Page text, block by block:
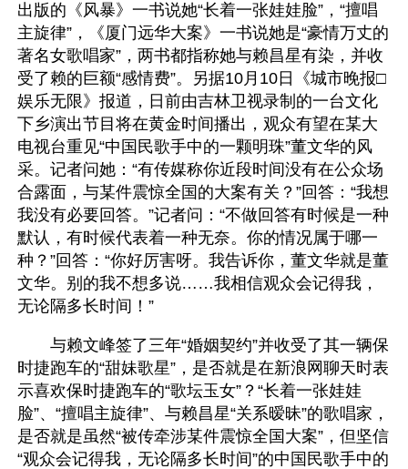
出版的《风暴》一书说她“长着一张娃娃脸”，“擅唱
主旋律”，《厦门远华大案》一书说她是“豪情万丈的
著名女歌唱家”，两书都指称她与赖昌星有染，并收
受了赖的巨额“感情费”。另据10月10日《城市晚报□
娱乐无限》报道，日前由吉林卫视录制的一台文化
下乡演出节目将在黄金时间播出，观众有望在某大
电视台重见“中国民歌手中的一颗明珠”董文华的风
采。记者问她：“有传媒称你近段时间没有在公众场
合露面，与某件震惊全国的大案有关？”回答：“我想
我没有必要回答。”记者问：“不做回答有时候是一种
默认，有时候代表着一种无奈。你的情况属于哪一
种？”回答：“你好厉害呀。我告诉你，董文华就是董
文华。别的我不想多说……我相信观众会记得我，
无论隔多长时间！”
与赖文峰签了三年“婚姻契约”并收受了其一辆保
时捷跑车的“甜妹歌星”，是否就是在新浪网聊天时表
示喜欢保时捷跑车的“歌坛玉女”？“长着一张娃娃
脸”、“擅唱主旋律”、与赖昌星“关系暧昧”的歌唱家，
是否就是虽然“被传牵涉某件震惊全国大案”，但坚信
“观众会记得我，无论隔多长时间”的中国民歌手中的